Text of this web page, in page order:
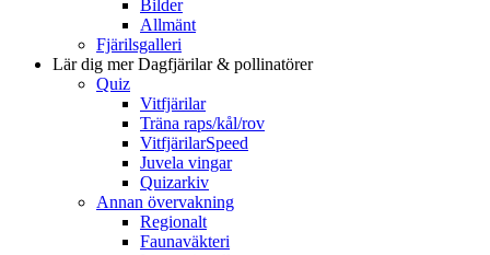
Bilder
Allmänt
Fjärilsgalleri
Lär dig merDagfjärilar & pollinatörer
Quiz
Vitfjärilar
Träna raps/kål/rov
VitfjärilarSpeed
Juvela vingar
Quizarkiv
Annan övervakning
Regionalt
Faunaväkteri